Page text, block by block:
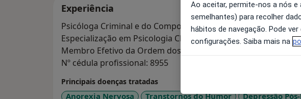
Experiência
Psicóloga Criminal e do Comportamento Desviante.
Especialização em Psicologia Clínica e da Saúde.
Membro Efetivo da Ordem dos Psicólogos Portugueses -
Nº cédula profissional: 8955
Principais doenças tratadas
Anorexia Nervosa Transtornos do Humor
Depressão
Ao aceitar, permite-nos a nós
semelhantes) para recolher
hábitos de navegação. Pode
configurações. Saiba mais na